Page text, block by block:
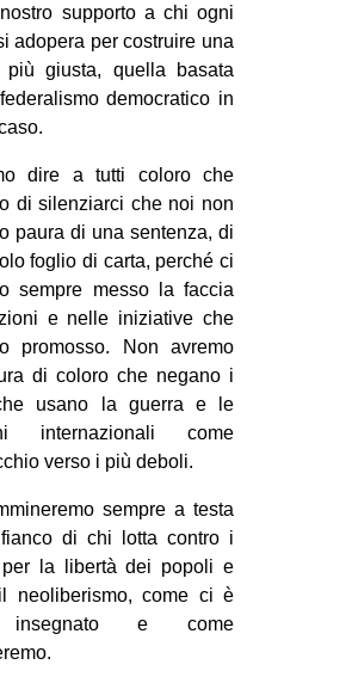
supporto a chi ogni
adopera per costruire una
più giusta, quella basata
democratico in
dire a tutti coloro che
di silenziarci che noi non
paura di una sentenza, di
foglio di carta, perché ci
sempre messo la faccia
e nelle iniziative che
promosso. Non avremo
di coloro che negano i
usano la guerra e le
internazionali come
verso i più deboli.
sempre a testa
di chi lotta contro i
la libertà dei popoli e
neoliberismo, come ci è
insegnato e come